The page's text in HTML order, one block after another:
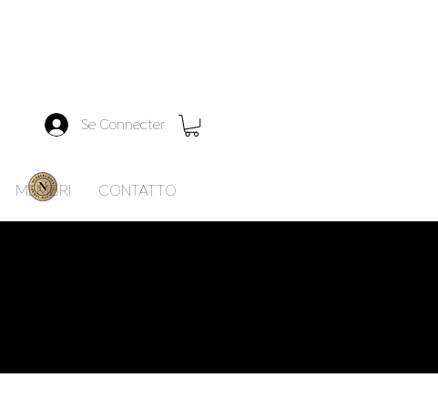
Se Connecter
MEMBRI CONTATTO